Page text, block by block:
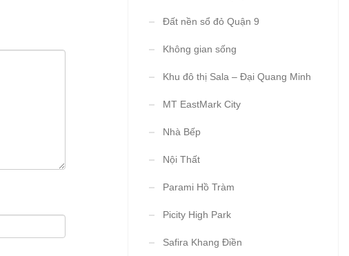
Đất nền sổ đỏ Quận 9
Không gian sống
Khu đô thị Sala – Đại Quang Minh
MT EastMark City
Nhà Bếp
Nội Thất
Parami Hồ Tràm
Picity High Park
Safira Khang Điền